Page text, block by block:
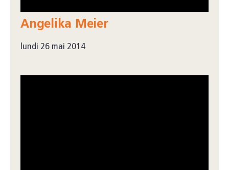
Angelika Meier
lundi 26 mai 2014